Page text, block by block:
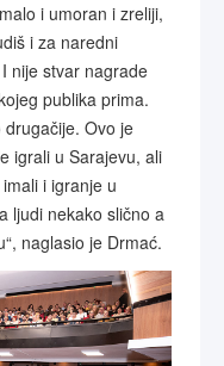
i umoran i zreliji,
i za naredni
nije stvar nagrade
publika prima.
Ovo je
igrali u Sarajevu, ali
i igranje u
ljudi nekako slično a
naglasio je Drmać.